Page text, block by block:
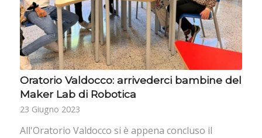
Oratorio Valdocco: arrivederci bambine del
Maker Lab di Robotica
23 Giugno 2023
All'Oratorio Valdocco si è appena concluso il